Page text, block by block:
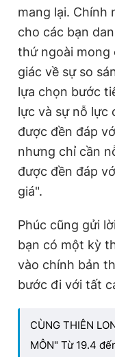
mang lại. Chính
cho các bạn
thứ ngoài mong
giác về sự so
lựa chọn bước
lực và sự nỗ lực
được đền đáp
nhưng chỉ cần
được đền đáp
giá".
Phúc cũng gửi
bạn có một kỳ
vào chính bản
bước đi với tất
CÙNG THIÊN
MÔN" Từ 19.4